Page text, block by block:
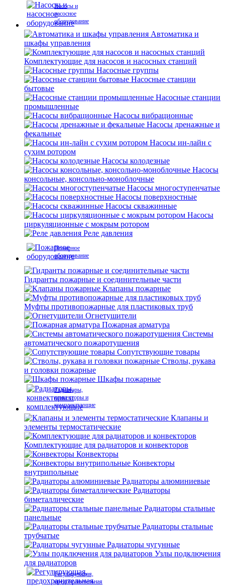
Насосы и
насосное
оборудование
Автоматика и
шкафы управления
Комплектующие для насосов и насосных станций
Насосные группы
Насосные станции
бытовые
Насосные станции
промышленные
Насосы вибрационные
Насосы дренажные и
фекальные
Насосы ин-лайн с
сухим ротором
Насосы колодезные
Насосы
консольные, консольно-моноблочные
Насосы многоступенчатые
Насосы поверхностные
Насосы скважинные
Насосы
циркуляционные с мокрым ротором
Реле давления
Пожарное
оборудование
Гидранты пожарные и соединительные части
Клапаны пожарные
Муфты противопожарные для пластиковых труб
Огнетушители
Пожарная арматура
Системы
автоматического пожаротушения
Сопутствующие товары
Стволы, рукава
и головки пожарные
Шкафы пожарные
Радиаторы,
конвекторы и
комплектующие
Клапаны и
элементы термостатические
Комплектующие для радиаторов и конвекторов
Конвекторы
Конвекторы
внутрипольные
Радиаторы алюминиевые
Радиаторы
биметаллические
Радиаторы стальные
панельные
Радиаторы стальные
трубчатые
Радиаторы чугунные
Узлы подключения
для радиаторов
Регулирующая,
предохранительная